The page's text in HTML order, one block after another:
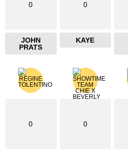
0
JOHN
PRATS
0
KAYE
0 0